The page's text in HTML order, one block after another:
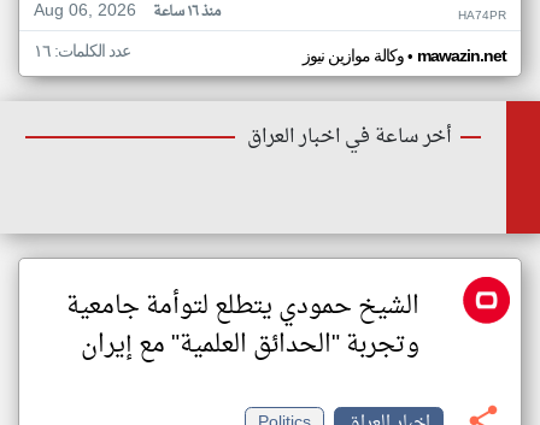
Aug 06, 2026 منذ ١٦ ساعة HA74PR
وكالة موازين نيوز• mawazin.net عدد الكلمات: ١٦
أخر ساعة في اخبار العراق
الشيخ حمودي يتطلع لتوأمة جامعية
وتجربة "الحدائق العلمية" مع إيران